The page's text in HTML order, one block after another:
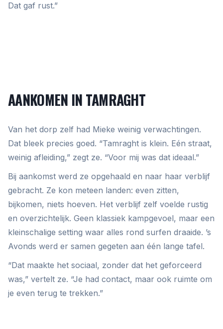
Dat gaf rust.”
AANKOMEN IN TAMRAGHT
Van het dorp zelf had Mieke weinig verwachtingen.
Dat bleek precies goed. “Tamraght is klein. Eén straat,
weinig afleiding,” zegt ze. “Voor mij was dat ideaal.”
Bij aankomst werd ze opgehaald en naar haar verblijf
gebracht. Ze kon meteen landen: even zitten,
bijkomen, niets hoeven. Het verblijf zelf voelde rustig
en overzichtelijk. Geen klassiek kampgevoel, maar een
kleinschalige setting waar alles rond surfen draaide. ’s
Avonds werd er samen gegeten aan één lange tafel.
“Dat maakte het sociaal, zonder dat het geforceerd
was,” vertelt ze. “Je had contact, maar ook ruimte om
je even terug te trekken.”